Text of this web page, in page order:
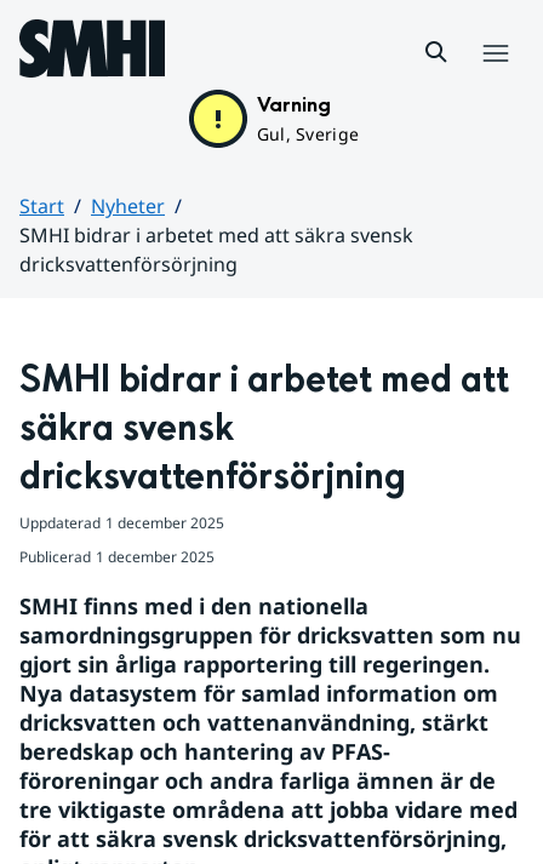
Hoppa till sidans innehåll
Varning
Gul, Sverige
Start
Nyheter
SMHI bidrar i arbetet med att säkra svensk
dricksvattenförsörjning
SMHI bidrar i arbetet med att
säkra svensk
dricksvattenförsörjning
Uppdaterad 1 december 2025
Publicerad 1 december 2025
SMHI finns med i den nationella
samordningsgruppen för dricksvatten som nu
gjort sin årliga rapportering till regeringen.
Nya datasystem för samlad information om
dricksvatten och vattenanvändning, stärkt
beredskap och hantering av PFAS-
föroreningar och andra farliga ämnen är de
tre viktigaste områdena att jobba vidare med
för att säkra svensk dricksvattenförsörjning,